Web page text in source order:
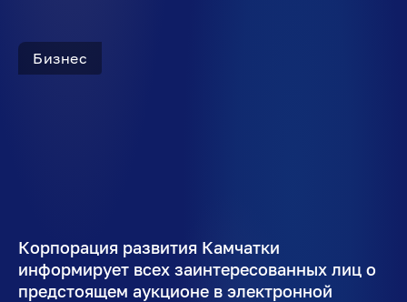
Бизнес
Корпорация развития Камчатки
информирует всех заинтересованных лиц о
предстоящем аукционе в электронной